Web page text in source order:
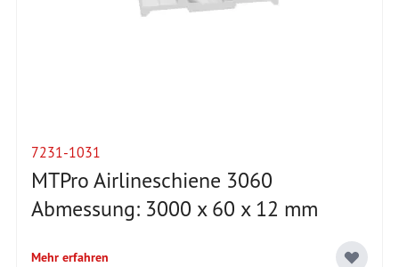
7231-1031
MTPro Airlineschiene 3060
Abmessung: 3000 x 60 x 12 mm
Mehr erfahren